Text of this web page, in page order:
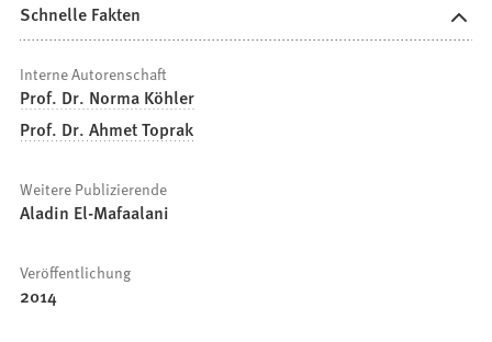
Schnelle Fakten
Interne Autorenschaft
Prof. Dr. Norma Köhler
Prof. Dr. Ahmet Toprak
Weitere Publizierende
Aladin El-Mafaalani
Veröffentlichung
2014